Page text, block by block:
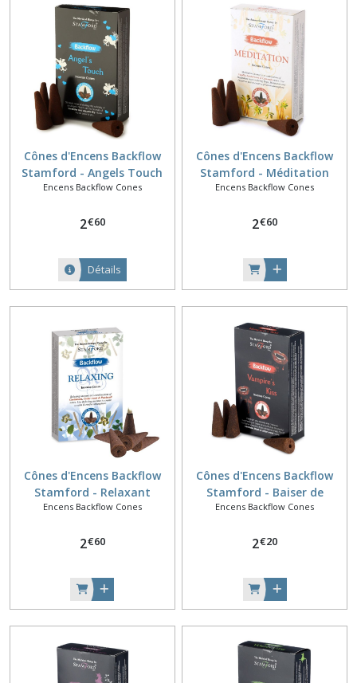
Cônes d'Encens Backflow
Stamford - Angels Touch
Encens Backflow Cones
2€60
Détails
Cônes d'Encens Backflow
Stamford - Méditation
Encens Backflow Cones
2€60
Cônes d'Encens Backflow
Stamford - Relaxant
Encens Backflow Cones
2€60
Cônes d'Encens Backflow
Stamford - Baiser de
Vampires
Encens Backflow Cones
2€20